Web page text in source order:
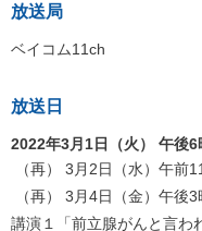
放送局
ベイコム11ch
放送日
2022年3月1日（火） 午後6
（再） 3月2日（水）午前
（再） 3月4日（金）午後
講演１「前立腺がんと言わ